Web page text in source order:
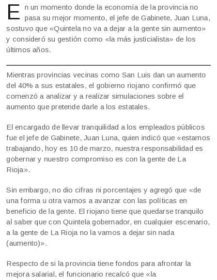
E n un momento donde la economía de la provincia no
pasa su mejor momento, el jefe de Gabinete, Juan Luna,
sostuvo que «Quintela no va a dejar a la gente sin aumento»
y consideró su gestión como «la más justicialista» de los
últimos años.
Mientras provincias vecinas como San Luis dan un aumento
del 40% a sus estatales, el gobierno riojano confirmó que
comenzó a analizar y a realizar simulaciones sobre el
aumento que pretende darle a los estatales.
El encargado de llevar tranquilidad a los empleados públicos
fue el jefe de Gabinete, Juan Luna, quien indicó que «estamos
trabajando, hoy es 10 de marzo, nuestra responsabilidad es
gobernar y nuestro compromiso es con la gente de La
Rioja».
Sin embargo, no dio cifras ni porcentajes y agregó que «de
una forma u otra vamos a avanzar con las políticas en
beneficio de la gente. El riojano tiene que quedarse tranquilo
al saber que con Quintela gobernador, en cualquier escenario,
a la gente de La Rioja no la vamos a dejar sin nada
(aumento)».
Respecto de si la provincia tiene fondos para afrontar la
mejora salarial, el funcionario recalcó que «la